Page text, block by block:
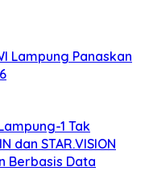
Lampung Panaskan
1 Tak
dan STAR.VISION
Berbasis Data